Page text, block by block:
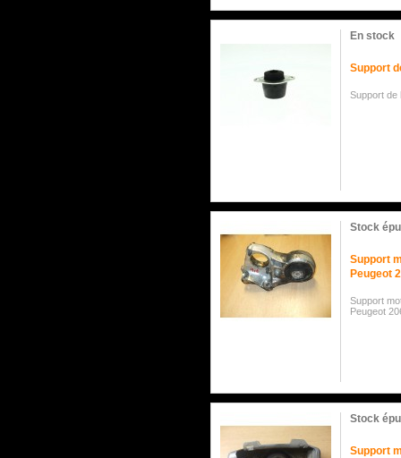
En stock
Support
Support de
Stock
Support
Peugeot
Support
Peugeot
Stock
Support